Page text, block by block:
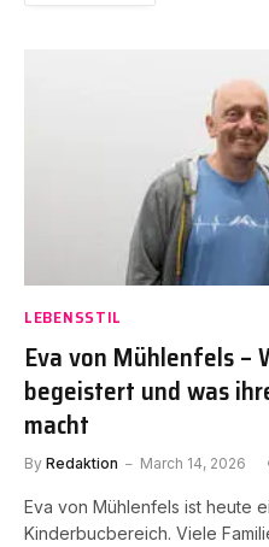
LEBENSSTIL
Eva von Mühlenfels –
begeistert und was
macht
By Redaktion March 14, 2026
Eva von Mühlenfels ist heute
Kinderbucbereich. Viele